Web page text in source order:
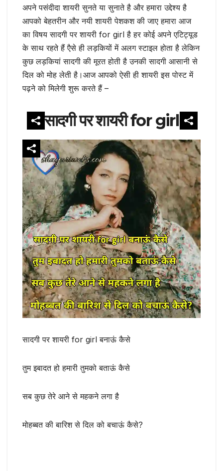
अपने पसंदीदा शायरी सुनते या सुनाते है और हमारा उद्देश्य है
आपको बेहतरीन और नयी शायरी पेशकश की जाए हमारा आज
का विषय सादगी पर शायरी for girl है हर कोई अपने एटिट्यूड
के साथ रहते हैं एैसे ही लड़कियों में अलग स्टाइल होता है लेकिन
कुछ लड़कियां सादगी की मूरत होती है उनकी सादगी आसानी से
दिल को मोह लेती है।आज आपको ऐसी ही शायरी इस पोस्ट में
पढ़ने को मिलेगी शुरू करते हैं –
सादगी पर शायरी for girl
सादगी पर शायरी for girl बनाऊं कैसे
तुम इबादत हो हमारी तुमको बताऊं कैसे
सब कुछ तेरे आने से महकने लगा है
मोहब्बत की बारिश से दिल को बचाऊं कैसे?